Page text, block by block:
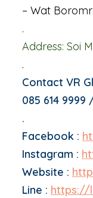
– Wat
.
Address: Soi
.
Contact VR
085 614 9999
.
Facebook :
Instagram :
Website :
Line : https://